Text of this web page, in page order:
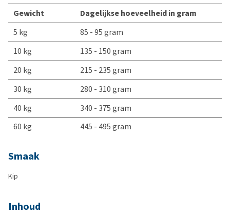
Gewicht
Dagelijkse hoeveelheid in gram
5 kg
85 - 95 gram
10 kg
135 - 150 gram
20 kg
215 - 235 gram
30 kg
280 - 310 gram
40 kg
340 - 375 gram
60 kg
445 - 495 gram
Smaak
Kip
Inhoud